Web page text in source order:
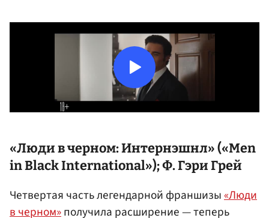
«Люди в черном: Интернэшнл» («Men
in Black International»); Ф.Гэри Грей
Четвертая часть легендарной франшизы«Люди
в черном»получила расширение — теперь